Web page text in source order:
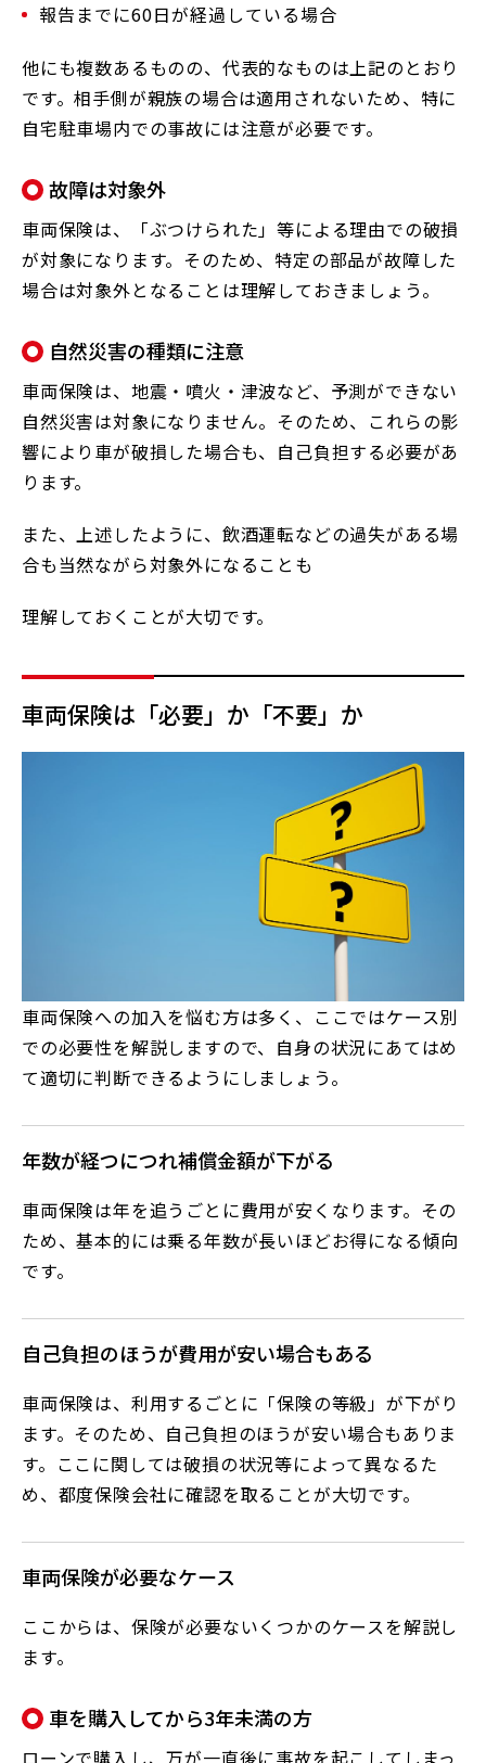
報告までに60日が経過している場合
他にも複数あるものの、代表的なものは上記のとおり
です。相手側が親族の場合は適用されないため、特に
自宅駐車場内での事故には注意が必要です。
故障は対象外
車両保険は、「ぶつけられた」等による理由での破損
が対象になります。そのため、特定の部品が故障した
場合は対象外となることは理解しておきましょう。
自然災害の種類に注意
車両保険は、地震・噴火・津波など、予測ができない
自然災害は対象になりません。そのため、これらの影
響により車が破損した場合も、自己負担する必要があ
ります。
また、上述したように、飲酒運転などの過失がある場
合も当然ながら対象外になることも
理解しておくことが大切です。
車両保険は「必要」か「不要」か
車両保険への加入を悩む方は多く、ここではケース別
での必要性を解説しますので、自身の状況にあてはめ
て適切に判断できるようにしましょう。
年数が経つにつれ補償金額が下がる
車両保険は年を追うごとに費用が安くなります。その
ため、基本的には乗る年数が長いほどお得になる傾向
です。
自己負担のほうが費用が安い場合もある
車両保険は、利用するごとに「保険の等級」が下がり
ます。そのため、自己負担のほうが安い場合もありま
す。ここに関しては破損の状況等によって異なるた
め、都度保険会社に確認を取ることが大切です。
車両保険が必要なケース
ここからは、保険が必要ないくつかのケースを解説し
ます。
車を購入してから3年未満の方